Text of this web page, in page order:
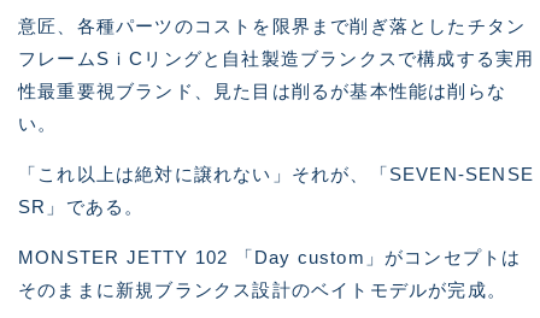
意匠、各種パーツのコストを限界まで削ぎ落としたチタン
フレームSｉCリングと自社製造ブランクスで構成する実用
性最重要視ブランド、見た目は削るが基本性能は削らな
い。
「これ以上は絶対に譲れない」それが、「SEVEN-SENSE
SR」である。
MONSTER JETTY 102 「Day custom」がコンセプトは
そのままに新規ブランクス設計のベイトモデルが完成。